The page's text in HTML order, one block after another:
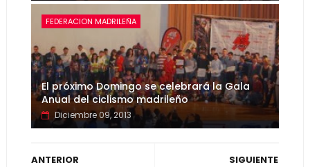
FEDERACION MADRILEÑA
El próximo Domingo se celebrará la Gala
Anual del ciclismo madrileño
Diciembre 09, 2013
SIGUIENTE
ANTERIOR